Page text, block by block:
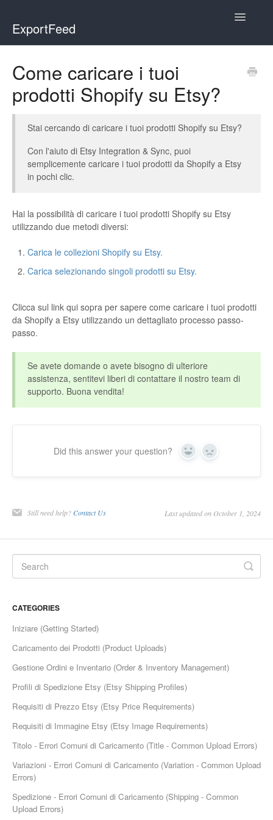
ExportFeed
Toggle
Wix - Square
Faire Integration
Etsy Integration - Deutsch
Etsy Integration - Spanish
Etsy Integration - Dutch
Page Wise Docs - Dutch
Etsy App Info
Contact
Come caricare i tuoi
prodotti Shopify su Etsy?
Stai cercando di caricare i tuoi prodotti Shopify su Etsy?
Con l'aiuto di Etsy Integration & Sync, puoi
semplicemente caricare i tuoi prodotti da Shopify a Etsy
in pochi clic.
Hai la possibilità di caricare i tuoi prodotti Shopify su Etsy
utilizzando due metodi diversi:
Carica le collezioni Shopify su Etsy.
Carica selezionando singoli prodotti su Etsy.
Clicca sul link qui sopra per sapere come caricare i tuoi prodotti
da Shopify a Etsy utilizzando un dettagliato processo passo-
passo.
Se avete domande o avete bisogno di ulteriore
assistenza, sentitevi liberi di contattare il nostro team di
supporto. Buona vendita!
Did this answer your question? Yes No
Still need help? Contact Us Last updated on October 1, 2024
CATEGORIES
Iniziare (Getting Started)
Caricamento dei Prodotti (Product Uploads)
Gestione Ordini e Inventario (Order & Inventory Management)
Profili di Spedizione Etsy (Etsy Shipping Profiles)
Requisiti di Prezzo Etsy (Etsy Price Requirements)
Requisiti di Immagine Etsy (Etsy Image Requirements)
Titolo - Errori Comuni di Caricamento (Title - Common Upload Errors)
Variazioni - Errori Comuni di Caricamento (Variation - Common Upload
Errors)
Spedizione - Errori Comuni di Caricamento (Shipping - Common
Upload Errors)